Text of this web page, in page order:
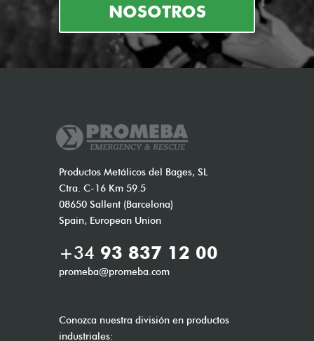
NOSOTROS
Productos Metálicos del Bages, SL
Ctra. C-16 Km 59.5
08650 Sallent (Barcelona)
Spain, European Union
+34 93 837 12 00
promeba@promeba.com
Conozca nuestra división en productos
industriales: